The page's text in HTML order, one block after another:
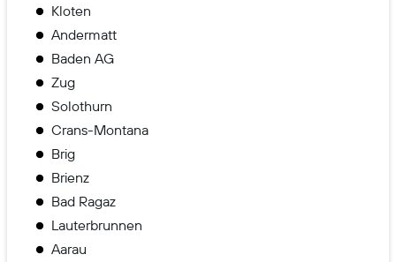
Kloten
Andermatt
Baden AG
Zug
Solothurn
Crans-Montana
Brig
Brienz
Bad Ragaz
Lauterbrunnen
Aarau